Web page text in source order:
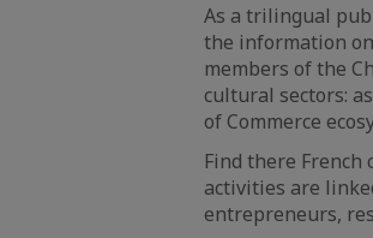
As a trilingual
the information
members of the
cultural sectors:
of Commerce
Find there French
activities are
entrepreneurs,